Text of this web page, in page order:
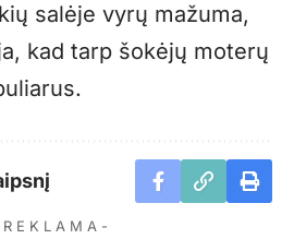
salėje vyrų mažuma,
kad tarp šokėjų moterų
E K L A M A -